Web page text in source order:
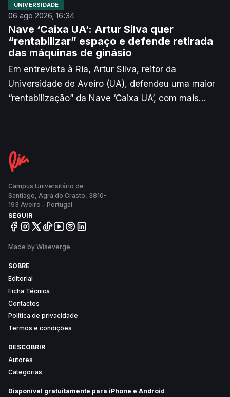
UNIVERSIDADE
06 ago 2026, 16:34
Nave ‘Caixa UA’: Artur Silva quer
“rentabilizar” espaço e defende retirada
das máquinas de ginásio
Em entrevista à Ria, Artur Silva, reitor da
Universidade de Aveiro (UA), defendeu uma maior
“rentabilização” da Nave ‘Caixa UA’, com mais
culturais”. Para o responsável, é necessário retirar
outra versatilidade à Nave”.
Campus Universitário de
Santiago, Agra do Crasto, 3810-
193 Aveiro – Portugal
SEGUIR
Made by Wiseverge
SOBRE
Editorial
Ficha Técnica
Contactos
Política de privacidade
Termos e condições
DESCOBRIR
Autores
Categorias
Disponível gratuitamente para iPhone e Android